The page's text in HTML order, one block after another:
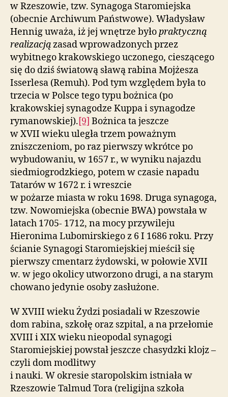
w Rzeszowie, tzw. Synagoga Staromiejska
(obecnie Archiwum Państwowe). Władysław
Hennig uważa, iż jej wnętrze byłopraktyczną
realizacjązasad wprowadzonych przez
wybitnego krakowskiego uczonego, cieszącego
się do dziś światową sławą rabina Mojżesza
Isserlesa (Remuh). Pod tym względem była to
trzecia w Polsce tego typu bożnica (po
krakowskiej synagodze Kuppa i synagodze
rymanowskiej).[9] Bożnica ta jeszcze
w XVII wieku uległa trzem poważnym
zniszczeniom, po raz pierwszy wkrótce po
wybudowaniu, w 1657 r., w wyniku najazdu
siedmiogrodzkiego, potem w czasie napadu
Tatarów w 1672 r. i wreszcie
w pożarze miasta w roku 1698. Druga synagoga,
tzw. Nowomiejska (obecnie BWA) powstała w
latach 1705- 1712, na mocy przywileju
Hieronima Lubomirskiego z 6 I 1686 roku. Przy
ścianie Synagogi Staromiejskiej mieścił się
pierwszy cmentarz żydowski, w połowie XVII
w. w jego okolicy utworzono drugi, a na starym
chowano jedynie osoby zasłużone.
W XVIII wieku Żydzi posiadali w Rzeszowie
dom rabina, szkołę oraz szpital, a na przełomie
XVIII i XIX wieku nieopodal synagogi
Staromiejskiej powstał jeszcze chasydzki klojz –
czyli dom modlitwy
i nauki. W okresie staropolskim istniała w
Rzeszowie Talmud Tora (religijna szkoła